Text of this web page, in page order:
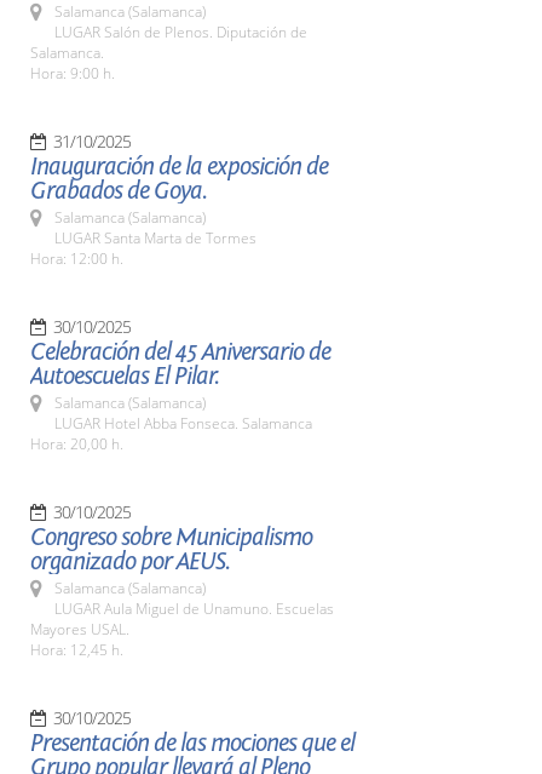
Salamanca (Salamanca)
LUGAR Salón de Plenos. Diputación de
Salamanca.
Hora: 9:00 h.
31/10/2025
Inauguración de la exposición de
Grabados de Goya.
Salamanca (Salamanca)
LUGAR Santa Marta de Tormes
Hora: 12:00 h.
30/10/2025
Celebración del 45 Aniversario de
Autoescuelas El Pilar.
Salamanca (Salamanca)
LUGAR Hotel Abba Fonseca. Salamanca
Hora: 20,00 h.
30/10/2025
Congreso sobre Municipalismo
organizado por AEUS.
Salamanca (Salamanca)
LUGAR Aula Miguel de Unamuno. Escuelas
Mayores USAL.
Hora: 12,45 h.
30/10/2025
Presentación de las mociones que el
Grupo popular llevará al Pleno